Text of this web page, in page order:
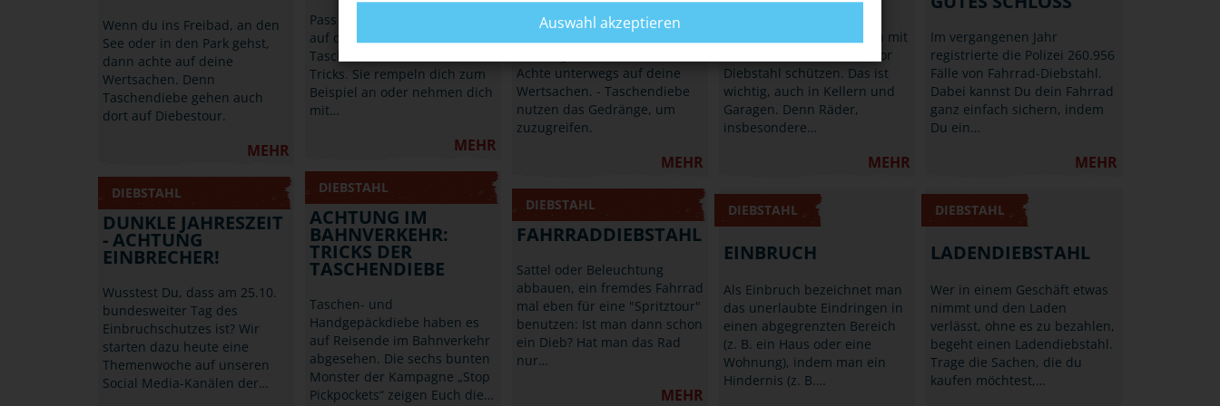
Wenn du ins Freibad, an den
See oder in den Park gehst,
dann achte auf deine
Wertsachen. Denn
Taschendiebe gehen auch
dort auf Diebestour.
MEHR
Pass auch beim Public Viewing
auf deine Wertsachen auf.
Taschendiebe kennen viele
Tricks. Sie rempeln dich zum
Beispiel an oder nehmen dich
mit…
MEHR
Gehst Du auch gerne auf
Achte unterwegs auf deine
Wertsachen. - Taschendiebe
nutzen das Gedränge, um
zuzugreifen.
MEHR
Du kannst Dein Rad schon mit
den einfachsten Mitteln vor
Diebstahl schützen. Das ist
wichtig, auch in Kellern und
Garagen. Denn Räder,
insbesondere…
MEHR
Im vergangenen Jahr
registrierte die Polizei 260.956
Fälle von Fahrrad-Diebstahl.
Dabei kannst Du dein Fahrrad
ganz einfach sichern, indem
Du ein…
MEHR
DIEBSTAHL
ACHTUNG IM
BAHNVERKEHR:
TRICKS DER
TASCHENDIEBE
Taschen- und
Handgepäckdiebe haben es
auf Reisende im Bahnverkehr
abgesehen. Die sechs bunten
Monster der Kampagne „Stop
Pickpockets“ zeigen Euch die…
DIEBSTAHL
DUNKLE JAHRESZEIT
- ACHTUNG
EINBRECHER!
Wusstest Du, dass am 25.10.
bundesweiter Tag des
Einbruchschutzes ist? Wir
starten dazu heute eine
Themenwoche auf unseren
Social Media-Kanälen der…
DIEBSTAHL
FAHRRADDIEBSTAHL
Sattel oder Beleuchtung
abbauen, ein fremdes Fahrrad
mal eben für eine "Spritztour"
benutzen: Ist man dann schon
ein Dieb? Hat man das Rad
nur…
MEHR
DIEBSTAHL
EINBRUCH
Als Einbruch bezeichnet man
das unerlaubte Eindringen in
einen abgegrenzten Bereich
(z. B. ein Haus oder eine
Wohnung), indem man ein
Hindernis (z. B.…
DIEBSTAHL
LADENDIEBSTAHL
Wer in einem Geschäft etwas
nimmt und den Laden
verlässt, ohne es zu bezahlen,
begeht einen Ladendiebstahl.
Trage die Sachen, die du
kaufen möchtest,…
Auswahl akzeptieren